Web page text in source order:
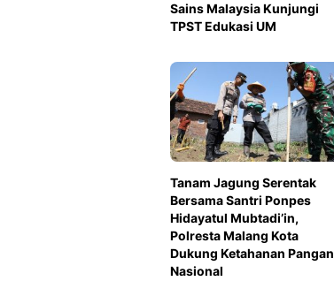
Sains Malaysia Kunjungi
TPST Edukasi UM
Tanam Jagung Serentak
Bersama Santri Ponpes
Hidayatul Mubtadi’in,
Polresta Malang Kota
Dukung Ketahanan Pangan
Nasional